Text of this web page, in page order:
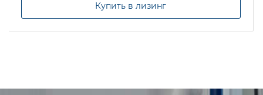
Купить в лизинг